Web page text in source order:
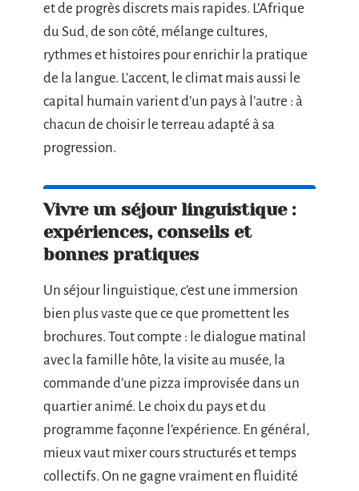
et de progrès discrets mais rapides. L’Afrique
du Sud, de son côté, mélange cultures,
rythmes et histoires pour enrichir la pratique
de la langue. L’accent, le climat mais aussi le
capital humain varient d’un pays à l’autre : à
chacun de choisir le terreau adapté à sa
progression.
Vivre un séjour linguistique :
expériences, conseils et
bonnes pratiques
Un séjour linguistique, c’est une immersion
bien plus vaste que ce que promettent les
brochures. Tout compte : le dialogue matinal
avec la famille hôte, la visite au musée, la
commande d’une pizza improvisée dans un
quartier animé. Le choix du pays et du
programme façonne l’expérience. En général,
mieux vaut mixer cours structurés et temps
collectifs. On ne gagne vraiment en fluidité